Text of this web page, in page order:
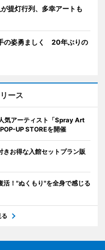
提灯行列、多幸アートも
の姿勇ましく 20年ぶりの
ース
気アーティスト「Spray Art
UP STOREを開催
きお得な入館セットプラン販
活！"ぬくもり"を全身で感じる
る